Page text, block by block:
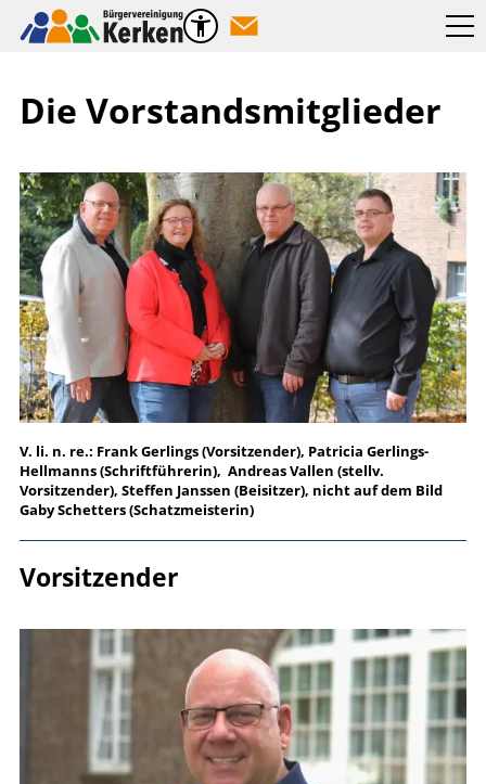
Die Vorstandsmitglieder
V. li. n. re.: Frank Gerlings (Vorsitzender), Patricia Gerlings-
Hellmanns (Schriftführerin), Andreas Vallen (stellv.
Vorsitzender), Steffen Janssen (Beisitzer), nicht auf dem Bild
Gaby Schetters (Schatzmeisterin)
Vorsitzender